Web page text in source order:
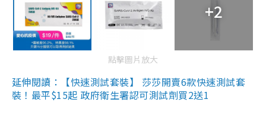
+2
點擊圖片放大
延伸閱讀：【快速測試套裝】 莎莎開賣6款快速測試套
裝！最平$15起 政府衛生署認可測試劑買2送1